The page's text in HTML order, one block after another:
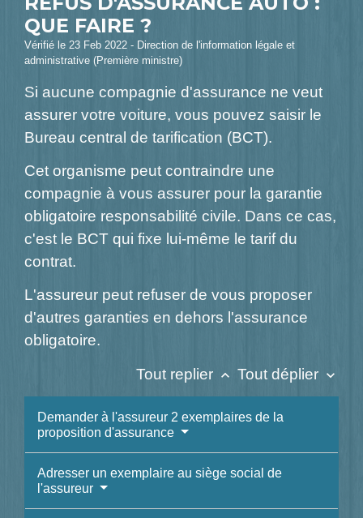
QUE FAIRE ?
Vérifié le 23 Feb 2022 - Direction de l'information légale et
administrative (Première ministre)
Si aucune compagnie d'assurance ne veut
assurer votre voiture, vous pouvez saisir le
Bureau central de tarification (BCT).
Cet organisme peut contraindre une
compagnie à vous assurer pour la garantie
obligatoire responsabilité civile. Dans ce cas,
c'est le BCT qui fixe lui-même le tarif du
contrat.
L'assureur peut refuser de vous proposer
d'autres garanties en dehors l'assurance
obligatoire.
Tout replier keyboard_arrow_up Tout déplier keyboard_arrow_down
Demander à l'assureur 2 exemplaires de la
proposition d'assurance
Adresser un exemplaire au siège social de
l'assureur